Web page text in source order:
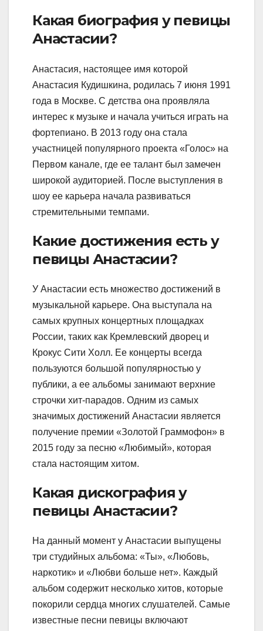
Какая биография у певицы
Анастасии?
Анастасия, настоящее имя которой
Анастасия Кудишкина, родилась 7 июня 1991
года в Москве. С детства она проявляла
интерес к музыке и начала учиться играть на
фортепиано. В 2013 году она стала
участницей популярного проекта «Голос» на
Первом канале, где ее талант был замечен
широкой аудиторией. После выступления в
шоу ее карьера начала развиваться
стремительными темпами.
Какие достижения есть у
певицы Анастасии?
У Анастасии есть множество достижений в
музыкальной карьере. Она выступала на
самых крупных концертных площадках
России, таких как Кремлевский дворец и
Крокус Сити Холл. Ее концерты всегда
пользуются большой популярностью у
публики, а ее альбомы занимают верхние
строчки хит-парадов. Одним из самых
значимых достижений Анастасии является
получение премии «Золотой Граммофон» в
2015 году за песню «Любимый», которая
стала настоящим хитом.
Какая дискография у
певицы Анастасии?
На данный момент у Анастасии выпущены
три студийных альбома: «Ты», «Любовь,
наркотик» и «Любви больше нет». Каждый
альбом содержит несколько хитов, которые
покорили сердца многих слушателей. Самые
известные песни певицы включают